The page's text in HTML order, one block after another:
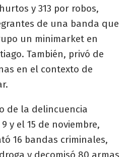
y 313 por robos,
de una banda que
un minimarket en
También, privó de
en el contexto de
de la delincuencia
y el 15 de noviembre,
16 bandas criminales,